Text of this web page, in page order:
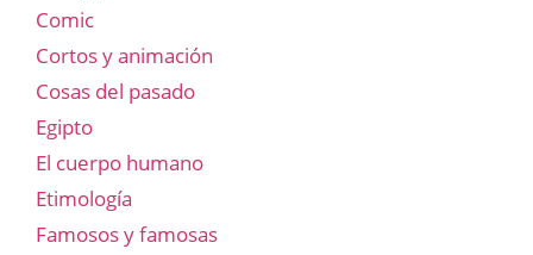
Comic
Cortos y animación
Cosas del pasado
Egipto
El cuerpo humano
Etimología
Famosos y famosas